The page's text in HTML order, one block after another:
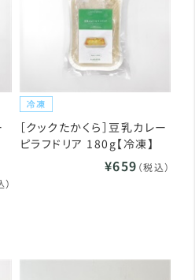
［クックたかくら］豆乳カレー
ピラフドリア 180g【冷凍】
¥659 （税込）